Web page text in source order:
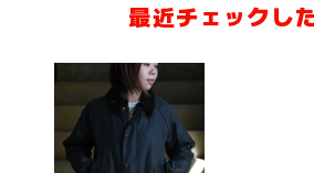
最近チェックし